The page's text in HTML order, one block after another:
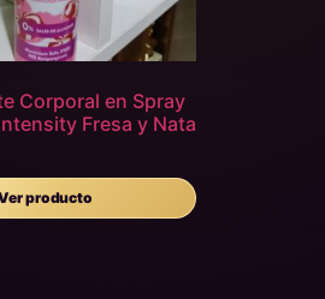
Corporal en Spray
Fresa y Nata
producto